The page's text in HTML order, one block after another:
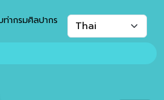
ท่ากรมศิลปากร